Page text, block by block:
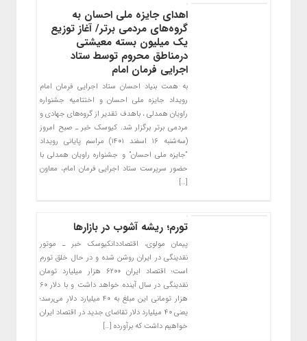
اهدای جایزه ملی احسان به
گروه‌های مردمی برتر/ آغاز توزیع
یک میلیون بسته معیشتی
درمناطق محروم توسط ستاد
اجرایی فرمان امام
به همت بنیاد احسان ستاد اجرایی فرمان امام
رویداد جایزه ملی احسان و اختتامیه جشنواره
راویان همدلی ، باهدف تقدیر از گروه‌های جهادی و
مردمی برتر برگزار شد. کیوسک خبر ـ صبح امروز
(سه‌شنبه ۱۶ اسفند ۱۴۰۱) مراسم پایانی رویداد
“جایزه ملی احسان” و جشنواره راویان همدلی با
حضور سرپرست ستاد اجرایی فرمان امام، معاون
[…]
تورم؛ ریشه آشوب در بازارها
پیمان مولوی، اقتصاددانکیوسک خبر ـ موتور
نقدینگی در ایران روشن شده و در حال خلق تورم
است؛ اقتصاد ایران ۶۲۰۰ هزار میلیارد تومان
نقدینگی در سال آینده خواهد داشت و با دلار ۶۰
هزار تومانی این مبلغ به ۴۰ میلیارد دلار می‌رسد؛
یعنی ۴۰ میلیارد دلار تقاضای جدید در اقتصاد ایران
خواهیم داشت که برآورده […]